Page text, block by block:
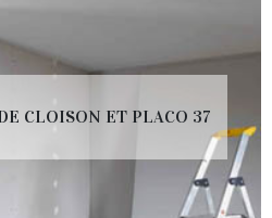
CLOISON ET PLACO 37